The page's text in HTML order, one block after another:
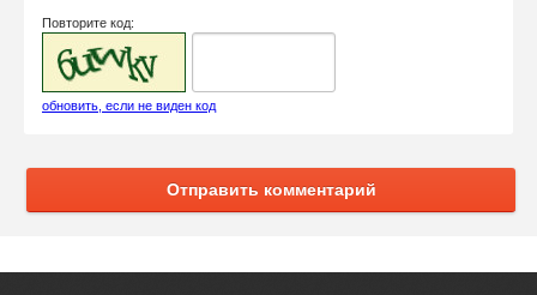
Повторите код:
обновить, если не виден код
Отправить комментарий